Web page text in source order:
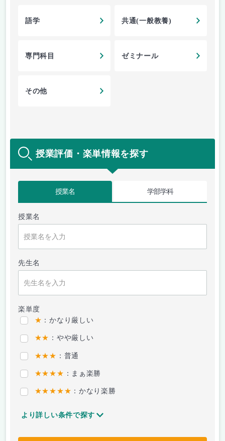
語学 共通(一般教養)
専門科目 ゼミナール
その他
授業評価・楽単情報を探す
授業名 学部学科
授業名
先生名
楽単度
★ ：かなり厳しい
★★ ：やや厳しい
★★★ ：普通
★★★★ ：まぁ楽勝
★★★★★ ：かなり楽勝
より詳しい条件で探す